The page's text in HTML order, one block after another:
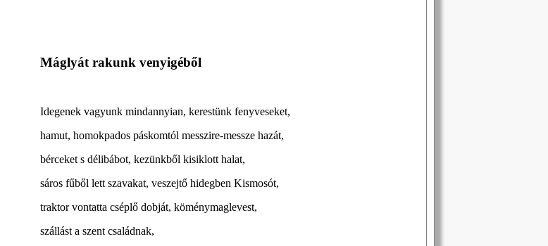
Máglyát rakunk venyigéből
Idegenek vagyunk mindannyian, kerestünk fenyveseket,
hamut, homokpados páskomtól messzire-messze hazát,
bérceket s délibábot, kezünkből kisiklott halat,
sáros fűből lett szavakat, veszejtő hidegben Kismosót,
traktor vontatta cséplő dobját, köménymaglevest,
szállást a szent családnak,